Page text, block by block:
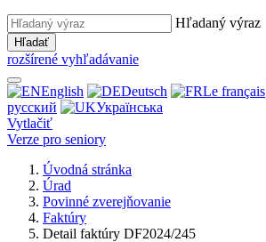
Hľadaný výraz
Hľadať
rozšírené vyhľadávanie
English Deutsch Le français
русский
Українська
Vytlačiť
Verze pro seniory
Úvodná stránka
Úrad
Povinné zverejňovanie
Faktúry
Detail faktúry DF2024/245